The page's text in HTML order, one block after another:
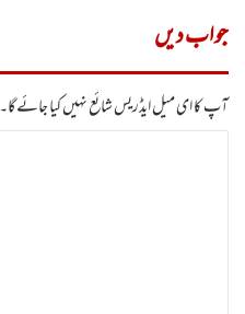
جواب دیں
آپ کا ای میل ایڈریس شائع نہیں کیا جائے گا۔